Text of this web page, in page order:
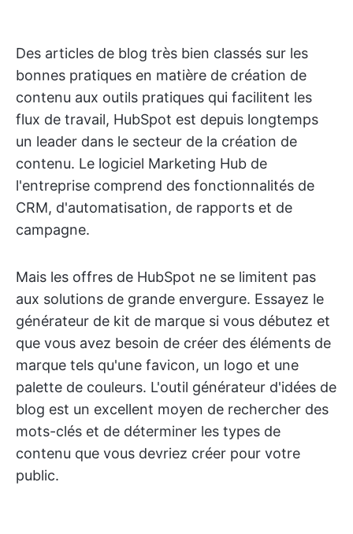
Des articles de blog très bien classés sur les
bonnes pratiques en matière de création de
contenu aux outils pratiques qui facilitent les
flux de travail, HubSpot est depuis longtemps
un leader dans le secteur de la création de
contenu. Le logiciel Marketing Hub de
l'entreprise comprend des fonctionnalités de
CRM, d'automatisation, de rapports et de
campagne.
Mais les offres de HubSpot ne se limitent pas
aux solutions de grande envergure. Essayez le
générateur de kit de marque si vous débutez et
que vous avez besoin de créer des éléments de
marque tels qu'une favicon, un logo et une
palette de couleurs. L'outil générateur d'idées de
blog est un excellent moyen de rechercher des
mots-clés et de déterminer les types de
contenu que vous devriez créer pour votre
public.